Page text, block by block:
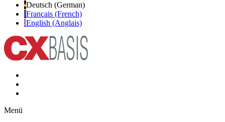
Deutsch (German)
Français (French)
English (Anglais)
Menü